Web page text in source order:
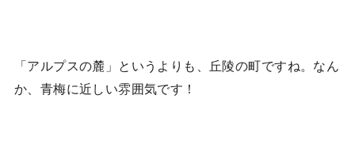
「アルプスの麓」というよりも、丘陵の町ですね。なん
か、青梅に近しい雰囲気です！